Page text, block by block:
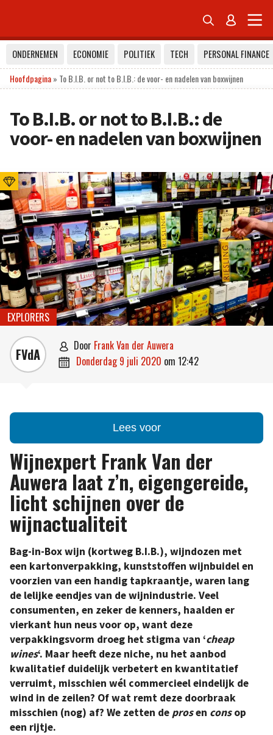
 
ONDERNEMEN ECONOMIE POLITIEK TECH
PERSONAL FINANCE
Hoofdpagina» To B.I.B. or not to B.I.B.: de voor- en nadelen van boxwijnen
To B.I.B. or not to B.I.B.: de
voor- en nadelen van boxwijnen
EXPLORERS
FVdA  door Frank Van der Auwera
 donderdag 9 juli 2020 om 12:42
Lees voor
Wijnexpert Frank Van der
Auwera laat z’n, eigengereide,
licht schijnen over de
wijnactualiteit
Bag-in-Box wijn (kortweg B.I.B.), wijndozen met
een kartonverpakking, kunststoffen wijnbuidel en
voorzien van een handig tapkraantje, waren lang
de lelijke eendjes van de wijnindustrie. Veel
consumenten, en zeker de kenners, haalden er
vierkant hun neus voor op, want deze
verpakkingsvorm droeg het stigma van ‘cheap
wines‘. Maar heeft deze niche, nu het aanbod
kwalitatief duidelijk verbetert en kwantitatief
verruimt, misschien wél commercieel eindelijk de
wind in de zeilen? Of wat remt deze doorbraak
misschien (nog) af? We zetten de prosen consop
een rijtje.